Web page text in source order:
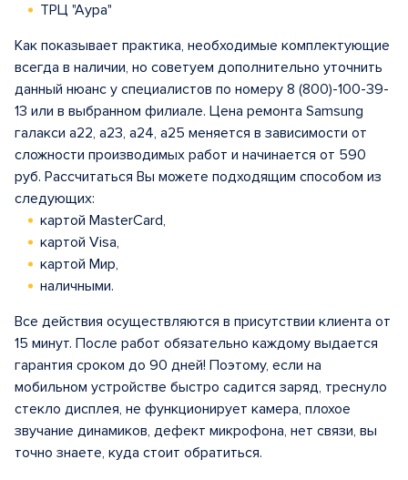
ТРЦ "Аура"
Как показывает практика, необходимые комплектующие
всегда в наличии, но советуем дополнительно уточнить
данный нюанс у специалистов по номеру 8 (800)-100-39-
13 или в выбранном филиале. Цена ремонта Samsung
галакси а22, a23, a24, a25 меняется в зависимости от
сложности производимых работ и начинается от 590
руб. Рассчитаться Вы можете подходящим способом из
следующих:
картой MasterCard,
картой Visa,
картой Мир,
наличными.
Все действия осуществляются в присутствии клиента от
15 минут. После работ обязательно каждому выдается
гарантия сроком до 90 дней! Поэтому, если на
мобильном устройстве быстро садится заряд, треснуло
стекло дисплея, не функционирует камера, плохое
звучание динамиков, дефект микрофона, нет связи, вы
точно знаете, куда стоит обратиться.